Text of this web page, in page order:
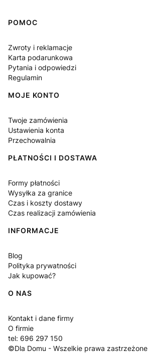
Linki w stopce
POMOC
Zwroty i reklamacje
Karta podarunkowa
Pytania i odpowiedzi
Regulamin
MOJE KONTO
Twoje zamówienia
Ustawienia konta
Przechowalnia
PŁATNOŚCI I DOSTAWA
Formy płatności
Wysyłka za granice
Czas i koszty dostawy
Czas realizacji zamówienia
INFORMACJE
Blog
Polityka prywatności
Jak kupować?
O NAS
Kontakt i dane firmy
O firmie
tel: 696 297 150
©Dla Domu - Wszelkie prawa zastrzeżone